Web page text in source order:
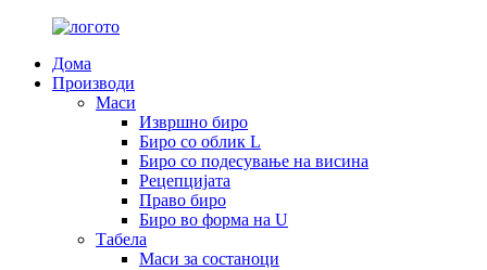
Дома
Производи
Маси
Извршно биро
Биро со облик L
Биро со подесување на висина
Рецепцијата
Право биро
Биро во форма на U
Табела
Маси за состаноци